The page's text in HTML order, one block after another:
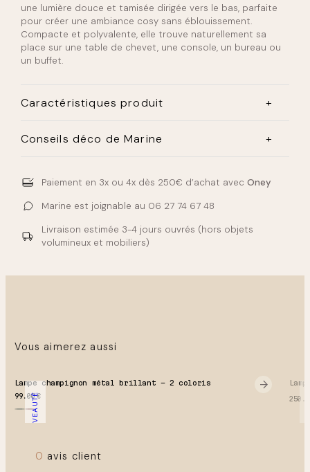
une lumière douce et tamisée dirigée vers le bas, parfaite
pour créer une ambiance cosy sans éblouissement.
Compacte et polyvalente, elle trouve naturellement sa
place sur une table de chevet, une console, un bureau ou
un buffet.
Caractéristiques produit
Coloris disponibles :Beige crème ou Kaki vert olive (à
contemporain
Câble :180cm
Conseils déco de Marine
chevet, sa lumière tamisée qui descend doucement le
soir venu pour vous accompagner dans votre rituel
lecture. Cette icône seventies revisite l’esprit vintage
La version beige crème s’harmonise avec bois clair, lin
écru et rotin pour une ambiance bohème douce. Le kaki
couleurs sur un buffet long. Associez avec une ampoule
Paiement en 3x ou 4x dès 250€ d’achat avec Oney
Marine est joignable au 06 27 74 67 48
Livraison estimée 3-4 jours ouvrés (hors objets
volumineux et mobiliers)
Vous aimerez aussi
NOUVEAUTÉ
Lampe champignon métal brillant – 2 coloris
99.00€
0 avis client